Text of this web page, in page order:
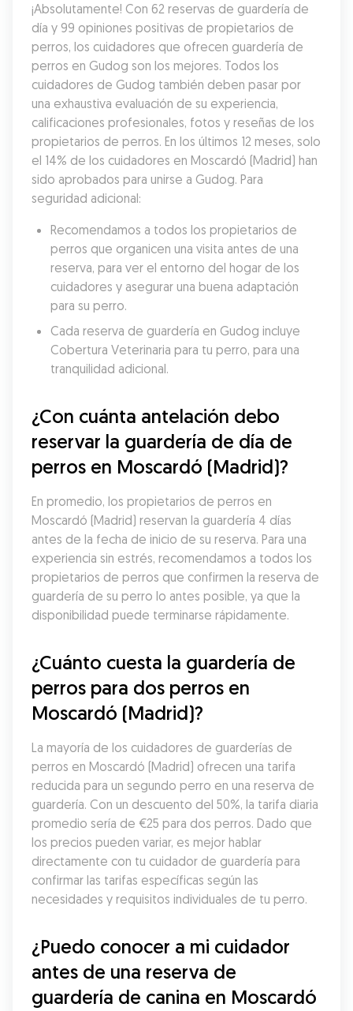
¡Absolutamente! Con 62 reservas de guardería de
día y 99 opiniones positivas de propietarios de
perros, los cuidadores que ofrecen guardería de
perros en Gudog son los mejores. Todos los
cuidadores de Gudog también deben pasar por
una exhaustiva evaluación de su experiencia,
calificaciones profesionales, fotos y reseñas de los
propietarios de perros. En los últimos 12 meses, solo
el 14% de los cuidadores en Moscardó (Madrid) han
sido aprobados para unirse a Gudog. Para
seguridad adicional:
Recomendamos a todos los propietarios de
perros que organicen una visita antes de una
reserva, para ver el entorno del hogar de los
cuidadores y asegurar una buena adaptación
para su perro.
Cada reserva de guardería en Gudog incluye
Cobertura Veterinaria para tu perro, para una
tranquilidad adicional.
¿Con cuánta antelación debo
reservar la guardería de día de
perros en Moscardó (Madrid)?
En promedio, los propietarios de perros en
Moscardó (Madrid) reservan la guardería 4 días
antes de la fecha de inicio de su reserva. Para una
experiencia sin estrés, recomendamos a todos los
propietarios de perros que confirmen la reserva de
guardería de su perro lo antes posible, ya que la
disponibilidad puede terminarse rápidamente.
¿Cuánto cuesta la guardería de
perros para dos perros en
Moscardó (Madrid)?
La mayoría de los cuidadores de guarderías de
perros en Moscardó (Madrid) ofrecen una tarifa
reducida para un segundo perro en una reserva de
guardería. Con un descuento del 50%, la tarifa diaria
promedio sería de €25 para dos perros. Dado que
los precios pueden variar, es mejor hablar
directamente con tu cuidador de guardería para
confirmar las tarifas específicas según las
necesidades y requisitos individuales de tu perro.
¿Puedo conocer a mi cuidador
antes de una reserva de
guardería de canina en Moscardó